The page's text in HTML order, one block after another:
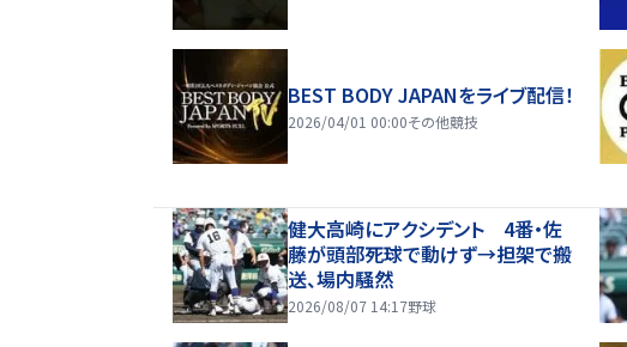
BEST BODY JAPANをライブ配信！
2026/04/01 00:00その他競技
健大高崎にアクシデント 4番・佐
藤が頭部死球で動けず→担架で搬
送、場内騒然
2026/08/07 14:17野球